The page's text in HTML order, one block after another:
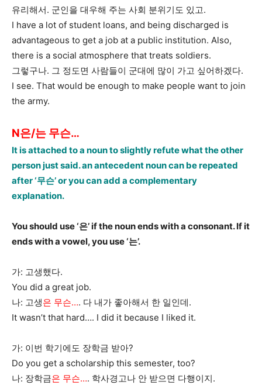
유리해서. 군인을 대우해 주는 사회 분위기도 있고.
I have a lot of student loans, and being discharged is
advantageous to get a job at a public institution. Also,
there is a social atmosphere that treats soldiers.
그렇구나. 그 정도면 사람들이 군대에 많이 가고 싶어하겠다.
I see. That would be enough to make people want to join
the army.
N은/는 무슨…
It is attached to a noun to slightly refute what the other
person just said. an antecedent noun can be repeated
after ‘무슨’ or you can add a complementary
explanation.
You should use ‘은’ if the noun ends with a consonant. If it
ends with a vowel, you use ‘는’.
가: 고생했다.
You did a great job.
나: 고생은 무슨…. 다 내가 좋아해서 한 일인데.
It wasn’t that hard…. I did it because I liked it.
가: 이번 학기에도 장학금 받아?
Do you get a scholarship this semester, too?
나: 장학금은 무슨…. 학사경고나 안 받으면 다행이지.